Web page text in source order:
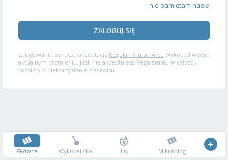
nie pamiętam hasła
ZALOGUJ SIĘ
Zalogowanie oznacza akceptację Regulaminu serwisu Wykop.pl w jego
aktualnym brzmieniu. Jeśli nie akceptujesz Regulaminu w całości,
prosimy o niekorzystanie z serwisu.
Główna Wykopalisko Hity Mikroblog